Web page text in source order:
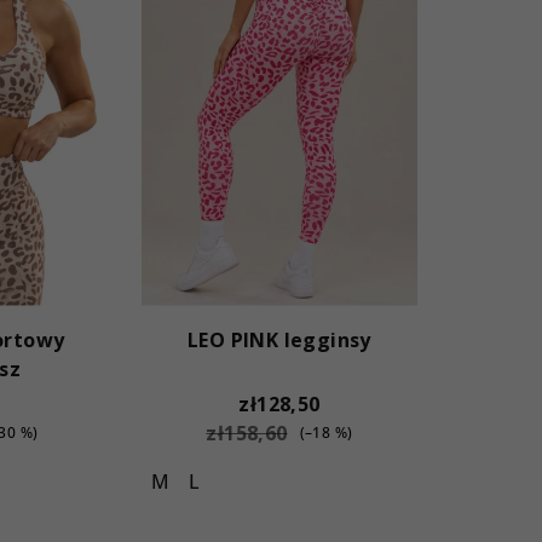
%)
LEO PINK legginsy
zł128,50
zł158,60
(–18 %)
M L